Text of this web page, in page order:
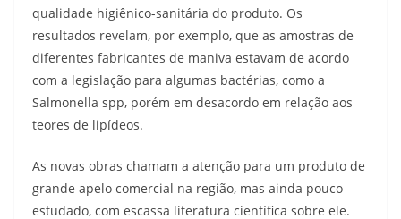
qualidade higiênico-sanitária do produto. Os
resultados revelam, por exemplo, que as amostras de
diferentes fabricantes de maniva estavam de acordo
com a legislação para algumas bactérias, como a
Salmonella spp, porém em desacordo em relação aos
teores de lipídeos.
As novas obras chamam a atenção para um produto de
grande apelo comercial na região, mas ainda pouco
estudado, com escassa literatura científica sobre ele.